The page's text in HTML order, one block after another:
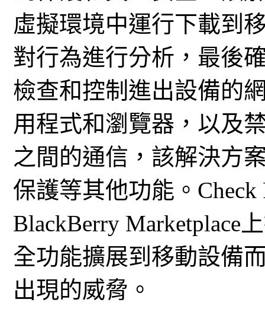
虛擬環境中運行下載到
對行為進行分析，最後
檢查和控制進出設備的
用程式和瀏覽器，以及
之間的通信，該解決方
保護等其他功能。
BlackBerry Marketplace
全功能擴展到移動設備
出現的威脅。